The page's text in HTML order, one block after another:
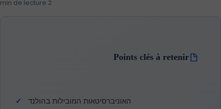
Points clés à retenir
האוניברסיטאות המובילות בהולנד